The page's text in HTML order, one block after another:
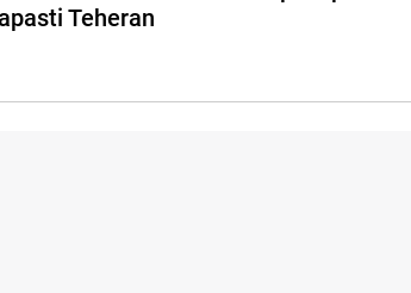
Teheran